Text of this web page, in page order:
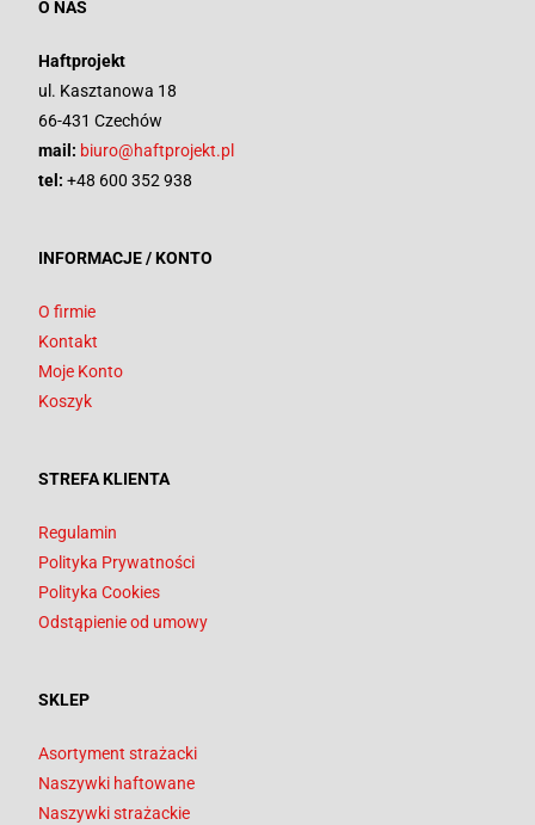
O NAS
Haftprojekt
ul. Kasztanowa 18
66-431 Czechów
mail: biuro@haftprojekt.pl
tel: +48 600 352 938
INFORMACJE / KONTO
O firmie
Kontakt
Moje Konto
Koszyk
STREFA KLIENTA
Regulamin
Polityka Prywatności
Polityka Cookies
Odstąpienie od umowy
SKLEP
Asortyment strażacki
Naszywki haftowane
Naszywki strażackie